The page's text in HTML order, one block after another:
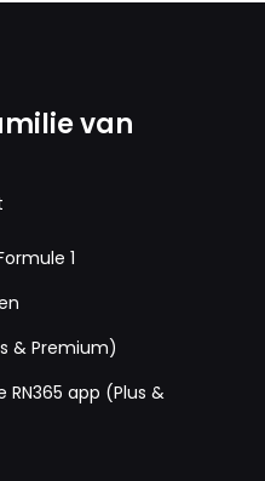
van
1
& Premium)
app (Plus &